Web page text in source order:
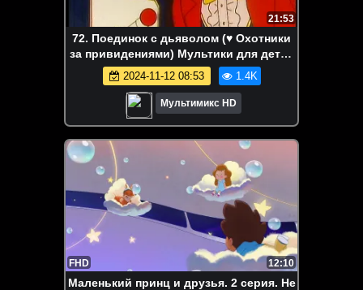
21:53
72. Поединок с дьяволом (♥ Охотники
за привидениями) Мультики для детей
мультсериалы дисней Netflix
2024-11-12 08:53 1.4K
Мультимикс HD
FHD 12:10
Маленький принц и друзья. 2 серия. Не